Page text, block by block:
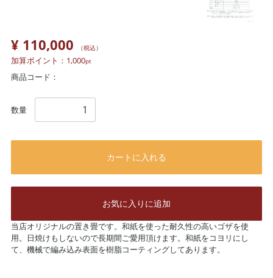
¥ 110,000 （税込）
加算ポイント： 1,000pt
商品コード：
数量
カートに入れる
お気に入りに追加
当店オリジナルの置き畳です。和紙を使った耐久性の高いゴザを使
用。日焼けもしないので長期間ご愛用頂けます。和紙をコヨリにし
て、機械で編み込み表面を樹脂コーティングしてあります。